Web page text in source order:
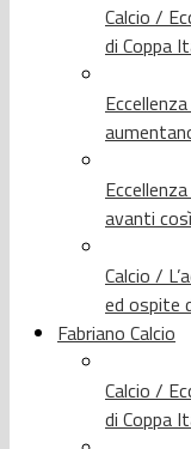
Calcio /
di Coppa
avanti
Calcio /
ed ospite
Fabriano Calcio
Calcio /
di Coppa